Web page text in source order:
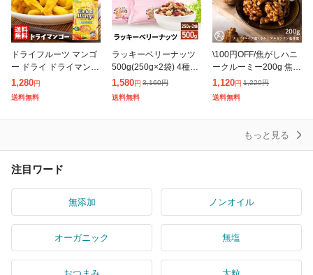
ドライフルーツ マンゴ
ー ドライ ドライマンゴ
ー 500g (メール便)食べ
やすい 不揃い 細切り
スティック 大容量 マン
1,280円
送料無料
ラッキーベリーナッツ
500g(250g×2袋) 4種の
ナッツ & 2種のベリー
無塩 ミックスナッツ ベ
リー ナッツ ロカボ
1,580円 3,160円
送料無料
\100円OFF/焦がしハニ
ークルーミー200g 焦が
しくるみ はちみつクル
ミ 蜂蜜くるみ ビタミン
ダイエット オメガ脂肪
1,120円 1,220円
送料無料
もっと見る
注目ワード
無添加 ノンオイル
オーガニック 無塩